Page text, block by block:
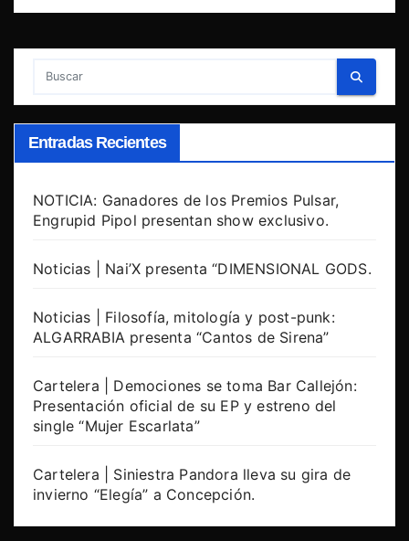
Entradas Recientes
NOTICIA: Ganadores de los Premios Pulsar,
Engrupid Pipol presentan show exclusivo.
Noticias | Nai’X presenta “DIMENSIONAL GODS.
Noticias | Filosofía, mitología y post-punk:
ALGARRABIA presenta “Cantos de Sirena”
Cartelera | Demociones se toma Bar Callejón:
Presentación oficial de su EP y estreno del
single “Mujer Escarlata”
Cartelera | Siniestra Pandora lleva su gira de
invierno “Elegía” a Concepción.